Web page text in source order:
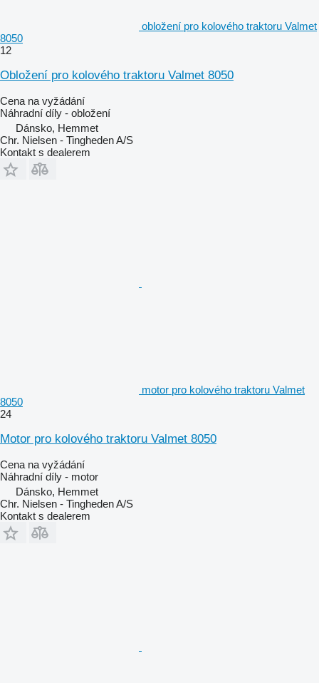
obložení pro kolového traktoru Valmet
8050
12
Obložení pro kolového traktoru Valmet 8050
Cena na vyžádání
Náhradní díly - obložení
Dánsko, Hemmet
Chr. Nielsen - Tingheden A/S
Kontakt s dealerem
motor pro kolového traktoru Valmet
8050
24
Motor pro kolového traktoru Valmet 8050
Cena na vyžádání
Náhradní díly - motor
Dánsko, Hemmet
Chr. Nielsen - Tingheden A/S
Kontakt s dealerem